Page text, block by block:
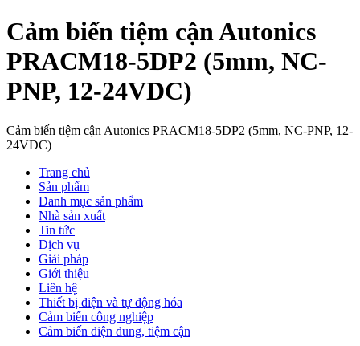
Cảm biến tiệm cận Autonics
PRACM18-5DP2 (5mm, NC-
PNP, 12-24VDC)
Cảm biến tiệm cận Autonics PRACM18-5DP2 (5mm, NC-PNP, 12-
24VDC)
Trang chủ
Sản phẩm
Danh mục sản phẩm
Nhà sản xuất
Tin tức
Dịch vụ
Giải pháp
Giới thiệu
Liên hệ
Thiết bị điện và tự động hóa
Cảm biến công nghiệp
Cảm biến điện dung, tiệm cận